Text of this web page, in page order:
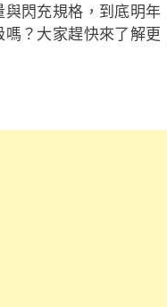
閃充規格，到底明年
？大家趕快來了解更